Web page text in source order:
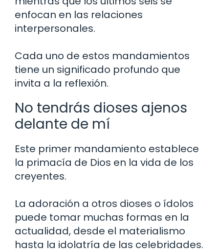
enfocan en las relaciones
interpersonales.
Cada uno de estos mandamientos
tiene un significado profundo que
invita a la reflexión.
No tendrás dioses ajenos
delante de mí
Este primer mandamiento establece
la primacía de Dios en la vida de los
creyentes.
La adoración a otros dioses o ídolos
puede tomar muchas formas en la
actualidad, desde el materialismo
hasta la idolatría de las celebridades.